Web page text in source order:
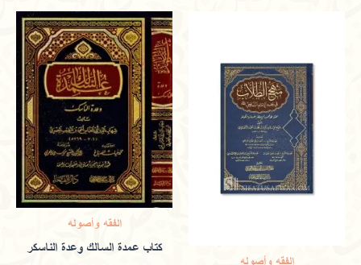
Rated4
out of 5
Celebrating Islamic culture and history
with a selection that enriches the mind
and spirit.
الفقه وأصوله
كتاب عمدة السالك وعدة الناسكر
الفقه وأصوله